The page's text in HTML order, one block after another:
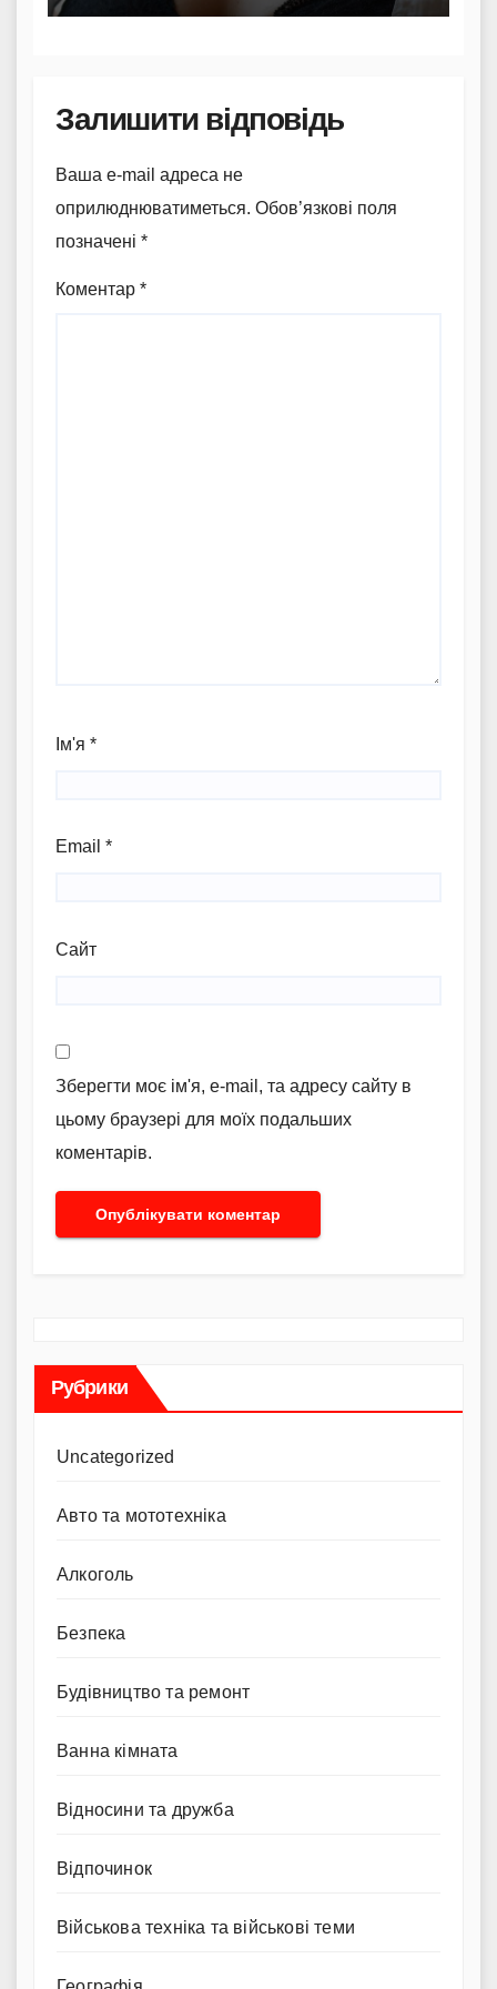
Залишити відповідь
Ваша e-mail адреса не
оприлюднюватиметься. Обов’язкові поля
позначені *
Коментар *
Ім'я *
Email *
Сайт
Зберегти моє ім'я, e-mail, та адресу сайту в
цьому браузері для моїх подальших
коментарів.
Рубрики
Uncategorized
Авто та мототехніка
Алкоголь
Безпека
Будівництво та ремонт
Ванна кімната
Відносини та дружба
Відпочинок
Військова техніка та військові теми